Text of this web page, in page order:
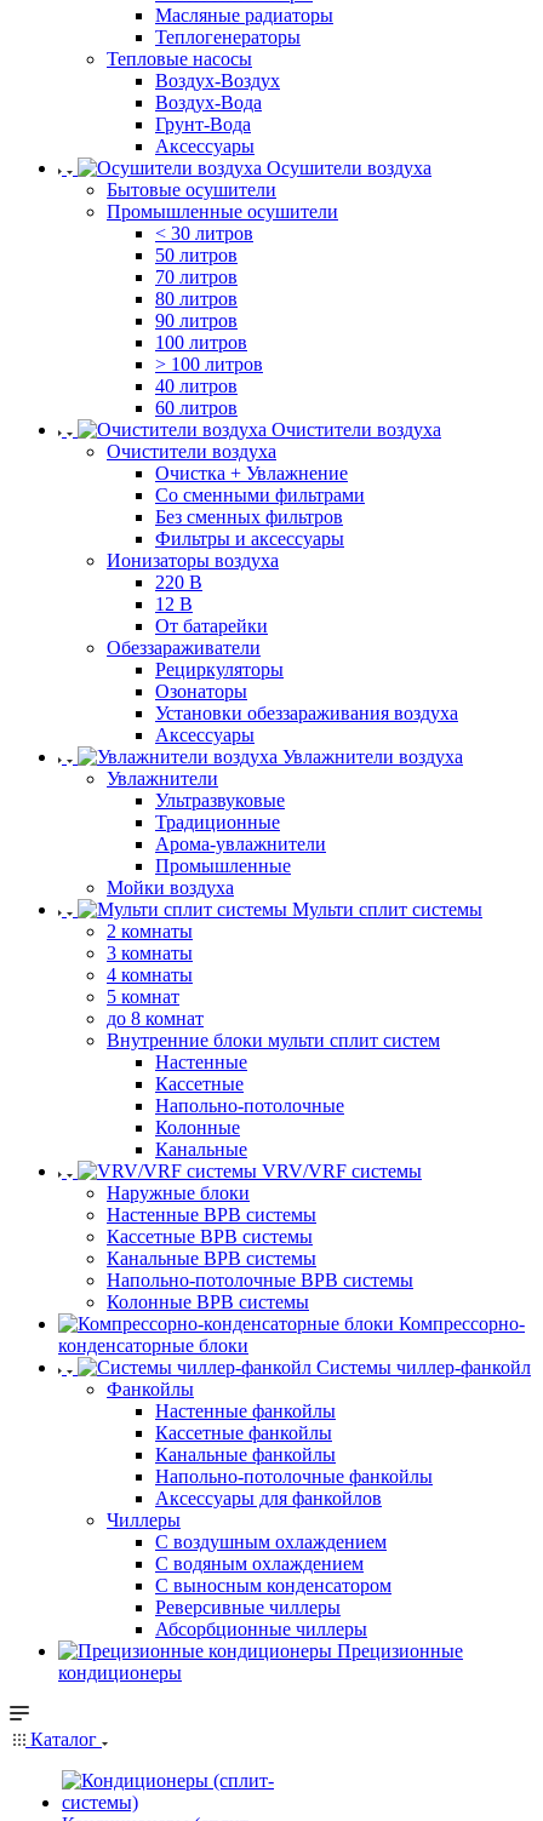
Масляные радиаторы
Теплогенераторы
Тепловые насосы
Воздух-Воздух
Воздух-Вода
Грунт-Вода
Аксессуары
Осушители воздуха
Бытовые осушители
Промышленные осушители
< 30 литров
50 литров
70 литров
80 литров
90 литров
100 литров
> 100 литров
40 литров
60 литров
Очистители воздуха
Очистители воздуха
Очистка + Увлажнение
Cо сменными фильтрами
Без сменных фильтров
Фильтры и аксессуары
Ионизаторы воздуха
220 В
12 В
От батарейки
Обеззараживатели
Рециркуляторы
Озонаторы
Установки обеззараживания воздуха
Аксессуары
Увлажнители воздуха
Увлажнители
Ультразвуковые
Традиционные
Арома-увлажнители
Промышленные
Мойки воздуха
Мульти сплит системы
2 комнаты
3 комнаты
4 комнаты
5 комнат
до 8 комнат
Внутренние блоки мульти сплит систем
Настенные
Кассетные
Напольно-потолочные
Колонные
Канальные
VRV/VRF системы
Наружные блоки
Настенные ВРВ системы
Кассетные ВРВ системы
Канальные ВРВ системы
Напольно-потолочные ВРВ системы
Колонные ВРВ системы
Компрессорно-
конденсаторные блоки
Системы чиллер-фанкойл
Фанкойлы
Настенные фанкойлы
Кассетные фанкойлы
Канальные фанкойлы
Напольно-потолочные фанкойлы
Аксессуары для фанкойлов
Чиллеры
С воздушным охлаждением
С водяным охлаждением
С выносным конденсатором
Реверсивные чиллеры
Абсорбционные чиллеры
Прецизионные
кондиционеры
Каталог